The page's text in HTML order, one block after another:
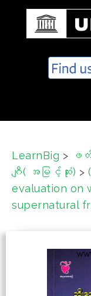
t
LearnBig > ဖတ်
ဂျီ( အမြင့်ဆုံး) >
evaluation on
supernatural